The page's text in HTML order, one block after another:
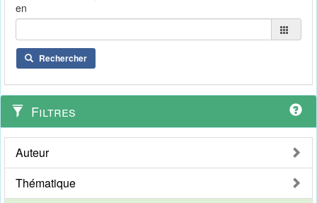
en
Rechercher
Filtres
Auteur
Thématique